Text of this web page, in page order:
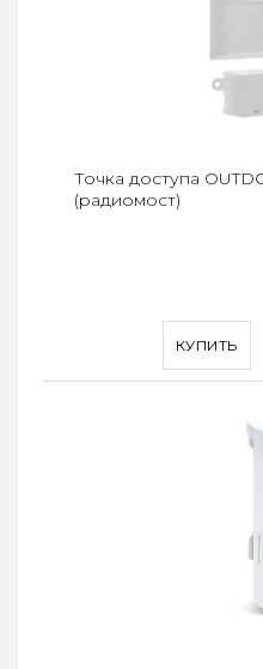
КУПИТЬ
Точка доступа
(радиомост)